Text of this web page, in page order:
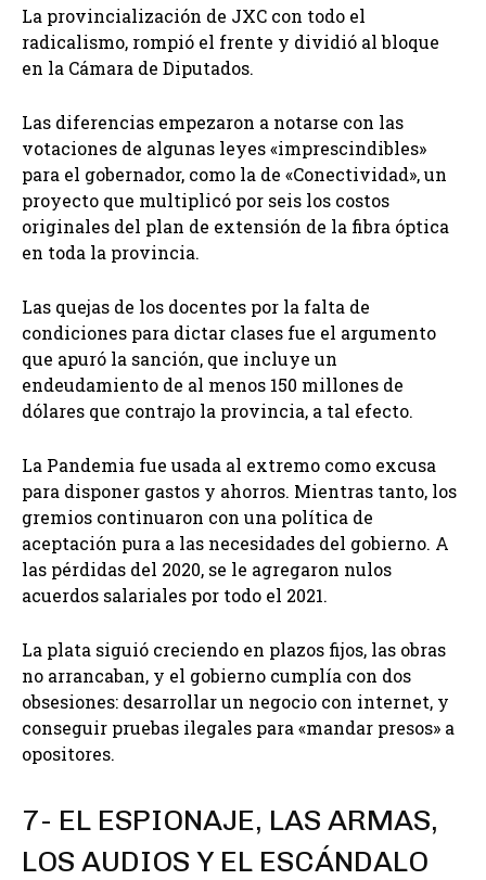
La provincialización de JXC con todo el
radicalismo, rompió el frente y dividió al bloque
en la Cámara de Diputados.
Las diferencias empezaron a notarse con las
votaciones de algunas leyes «imprescindibles»
para el gobernador, como la de «Conectividad», un
proyecto que multiplicó por seis los costos
originales del plan de extensión de la fibra óptica
en toda la provincia.
Las quejas de los docentes por la falta de
condiciones para dictar clases fue el argumento
que apuró la sanción, que incluye un
endeudamiento de al menos 150 millones de
dólares que contrajo la provincia, a tal efecto.
La Pandemia fue usada al extremo como excusa
para disponer gastos y ahorros. Mientras tanto, los
gremios continuaron con una política de
aceptación pura a las necesidades del gobierno. A
las pérdidas del 2020, se le agregaron nulos
acuerdos salariales por todo el 2021.
La plata siguió creciendo en plazos fijos, las obras
no arrancaban, y el gobierno cumplía con dos
obsesiones: desarrollar un negocio con internet, y
conseguir pruebas ilegales para «mandar presos» a
opositores.
7- EL ESPIONAJE, LAS ARMAS,
LOS AUDIOS Y EL ESCÁNDALO